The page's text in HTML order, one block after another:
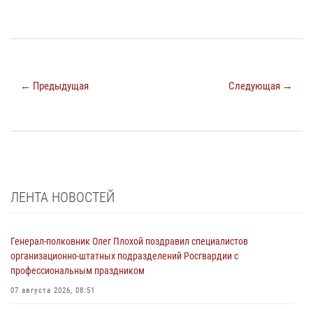
← Предыдущая Следующая →
ЛЕНТА НОВОСТЕЙ
Генерал-полковник Олег Плохой поздравил специалистов
организационно-штатных подразделений Росгвардии с
профессиональным праздником
07 августа 2026, 08:51